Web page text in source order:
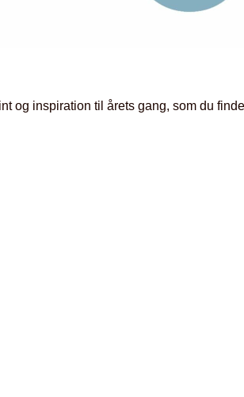
og inspiration til årets gang, som du